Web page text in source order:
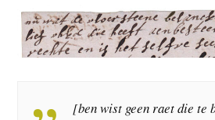
[ben wist geen raet die te